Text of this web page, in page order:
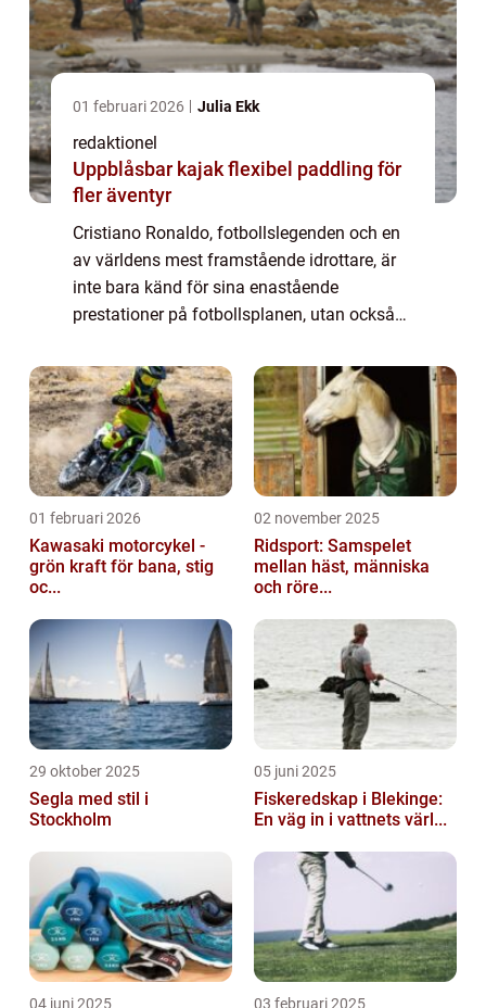
01 februari 2026 Julia Ekk
redaktionel
Uppblåsbar kajak flexibel paddling för
fler äventyr
Cristiano Ronaldo, fotbollslegenden och en
av världens mest framstående idrottare, är
inte bara känd för sina enastående
prestationer på fotbollsplanen, utan också
välgörenhetsarbete och hans hängivenhet
till sin familj. ...
01 februari 2026
Kawasaki motorcykel -
grön kraft för bana, stig
oc...
02 november 2025
Ridsport: Samspelet
mellan häst, människa
och röre...
29 oktober 2025
Segla med stil i
Stockholm
05 juni 2025
Fiskeredskap i Blekinge:
En väg in i vattnets värl...
04 juni 2025 03 februari 2025